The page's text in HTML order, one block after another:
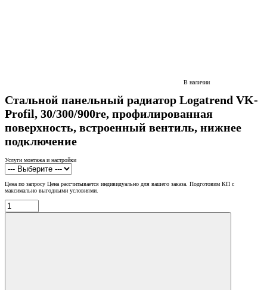
В наличии
Стальной панельный радиатор Logatrend VK-
Profil, 30/300/900re, профилированная
поверхность, встроенный вентиль, нижнее
подключение
Услуги монтажа и настройки
Цена по запросу Цена рассчитывается индивидуально для вашего заказа. Подготовим КП с
максимально выгодными условиями.